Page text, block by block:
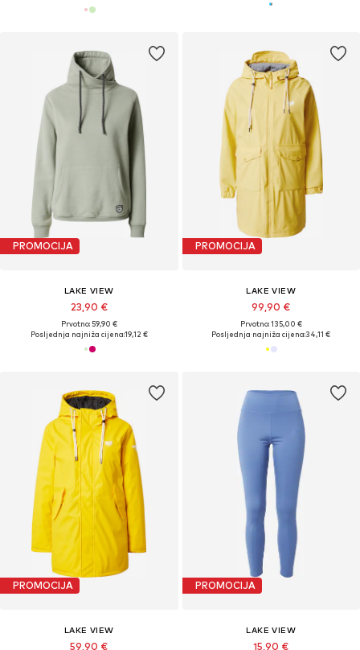
PROMOCIJA
LAKE VIEW
23,90 €
Prvotno: 59,90 €
Posljednja najniža cijena:19,12 €
PROMOCIJA
LAKE VIEW
99,90 €
Prvotno: 135,00 €
Posljednja najniža cijena:34,11 €
PROMOCIJA
LAKE VIEW
59,90 €
PROMOCIJA
LAKE VIEW
15,90 €